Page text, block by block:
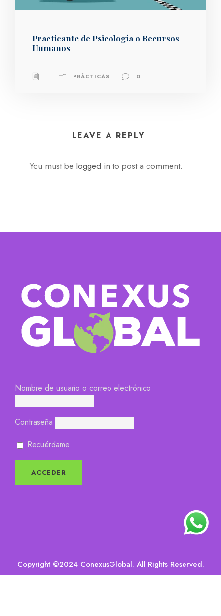
Practicante de Psicología o Recursos
Humanos
PRÁCTICAS 0
LEAVE A REPLY
You must be logged in to post a comment.
Nombre de usuario o correo electrónico
Contraseña
Recuérdame
Copyright ©2024 ConexusGlobal. All Rights Reserved.